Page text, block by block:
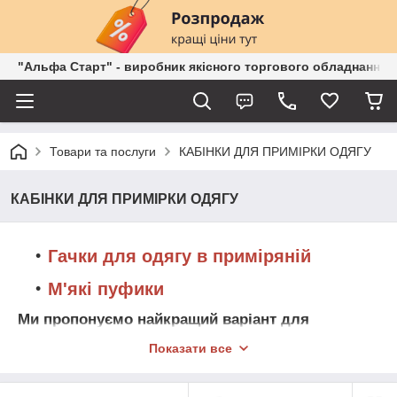
"Альфа Старт" - виробник якісного торгового обладнання
Товари та послуги КАБІНКИ ДЛЯ ПРИМІРКИ ОДЯГУ
КАБІНКИ ДЛЯ ПРИМІРКИ ОДЯГУ
Гачки для одягу в приміряній
М'які пуфики
Ми пропонуємо найкращий варіант для
торговому центрі або торгової точки на ринку-
приміркові кабінки від нашого інтернет-
Показати все